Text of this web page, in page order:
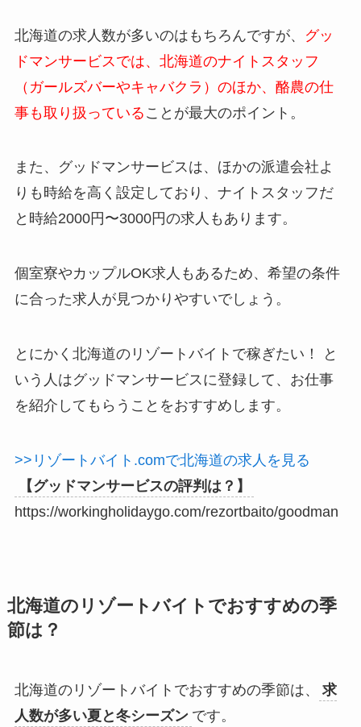
北海道の求人数が多いのはもちろんですが、
グッ
ドマンサービスでは、北海道のナイトスタッフ
（ガールズバーやキャバクラ）のほか、酪農の仕
事も取り扱っている ことが最大のポイント。
また、グッドマンサービスは、ほかの派遣会社よ
りも時給を高く設定しており、ナイトスタッフだ
と時給2000円〜3000円の求人もあります。
個室寮やカップルOK求人もあるため、希望の条件
に合った求人が見つかりやすいでしょう。
とにかく北海道のリゾートバイトで稼ぎたい！ と
いう人はグッドマンサービスに登録して、お仕事
を紹介してもらうことをおすすめします。
>>リゾートバイト.comで北海道の求人を見る
【グッドマンサービスの評判は？】
https://workingholidaygo.com/rezortbaito/goodman
北海道のリゾートバイトでおすすめの季
節は？
北海道のリゾートバイトでおすすめの季節は、
求
人数が多い夏と冬シーズン です。